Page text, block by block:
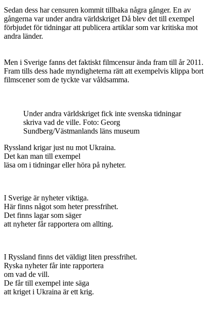
Sedan dess har censuren kommit tillbaka några gånger. En av
gångerna var under andra världskriget Då blev det till exempel
förbjudet för tidningar att publicera artiklar som var kritiska mot
andra länder.
Men i Sverige fanns det faktiskt filmcensur ända fram till år 2011.
Fram tills dess hade myndigheterna rätt att exempelvis klippa bort
filmscener som de tyckte var våldsamma.
Under andra världskriget fick inte svenska tidningar
skriva vad de ville. Foto: Georg
Sundberg/Västmanlands läns museum
Ryssland krigar just nu mot Ukraina.
Det kan man till exempel
läsa om i tidningar eller höra på nyheter.
I Sverige är nyheter viktiga.
Här finns något som heter pressfrihet.
Det finns lagar som säger
att nyheter får rapportera om allting.
I Ryssland finns det väldigt liten pressfrihet.
Ryska nyheter får inte rapportera
om vad de vill.
De får till exempel inte säga
att kriget i Ukraina är ett krig.